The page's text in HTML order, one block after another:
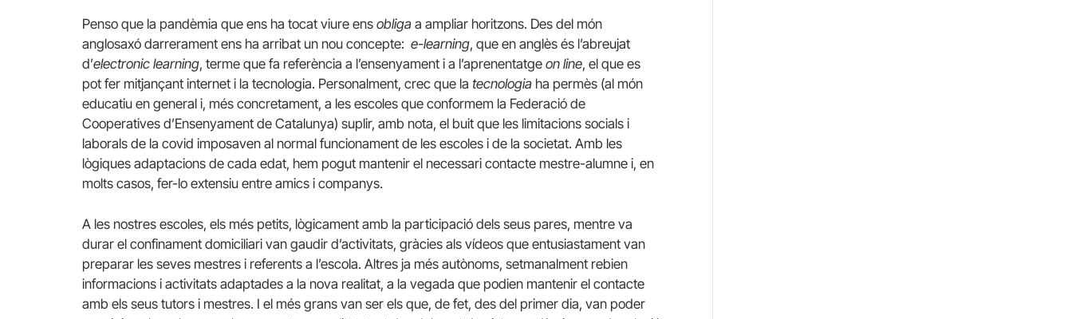
Penso que la pandèmia que ens ha tocat viure ens obliga a ampliar horitzons. Des del món
anglosaxó darrerament ens ha arribat un nou concepte: e-learning, que en anglès és l’abreujat
d’electronic learning, terme que fa referència a l’ensenyament i a l’aprenentatge on line, el que es
pot fer mitjançant internet i la tecnologia. Personalment, crec que la tecnologia ha permès (al món
educatiu en general i, més concretament, a les escoles que conformem la Federació de
Cooperatives d’Ensenyament de Catalunya) suplir, amb nota, el buit que les limitacions socials i
laborals de la covid imposaven al normal funcionament de les escoles i de la societat. Amb les
lògiques adaptacions de cada edat, hem pogut mantenir el necessari contacte mestre-alumne i, en
molts casos, fer-lo extensiu entre amics i companys.
A les nostres escoles, els més petits, lògicament amb la participació dels seus pares, mentre va
durar el confinament domiciliari van gaudir d’activitats, gràcies als vídeos que entusiastament van
preparar les seves mestres i referents a l’escola. Altres ja més autònoms, setmanalment rebien
informacions i activitats adaptades a la nova realitat, a la vegada que podien mantenir el contacte
amb els seus tutors i mestres. I el més grans van ser els que, de fet, des del primer dia, van poder